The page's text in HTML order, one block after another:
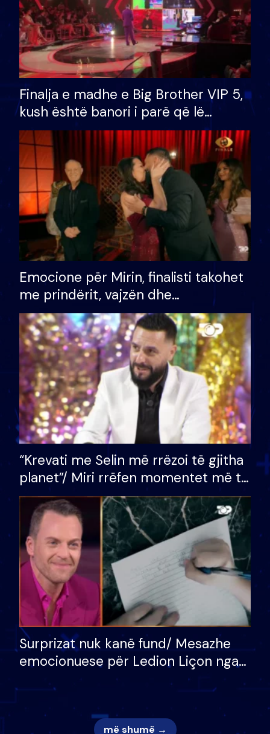
Finalja e madhe e Big Brother VIP 5,
kush është banori i parë që lë
shtëpinë dhe humb mundësinë për
të fituar çmimin e madh
Emocione për Mirin, finalisti takohet
me prindërit, vajzën dhe
bashkëshorten: S’kemi ndonjë letër
divorci apo jo?
“Krevati me Selin më rrëzoi të gjitha
planet”/ Miri rrëfen momentet më të
bukura në shtëpinë e BB VIP: Do më
mungojë zilja e mëngjesit kur…
Surprizat nuk kanë fund/ Mesazhe
emocionuese për Ledion Liçon nga
nëna dhe fëmijët e tij, moderatori
nuk i mban dot lotët: Nuk meritoj…
më shumë →